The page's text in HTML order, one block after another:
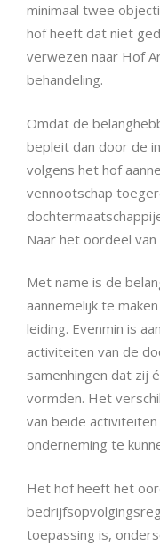
minimaal twee
hof heeft dat niet
verwezen naar Hof
behandeling.
Omdat de
bepleit dan door de
volgens het hof
vennootschap
Naar het oordeel
Met name is de
aannemelijk te
leiding. Evenmin is
activiteiten van de
samenhingen dat zij
vormden. Het
van beide
onderneming te
Het hof heeft het
toepassing is,